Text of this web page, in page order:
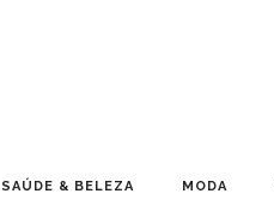
SAÚDE & BELEZA MODA